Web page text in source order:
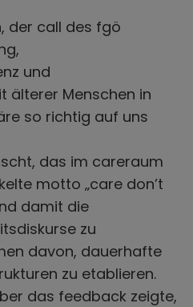
der call des fgö
und
älterer Menschen in
so richtig auf uns
das im careraum
motto „care don’t
damit die
zu
davon, dauerhafte
zu etablieren.
das feedback zeigte,